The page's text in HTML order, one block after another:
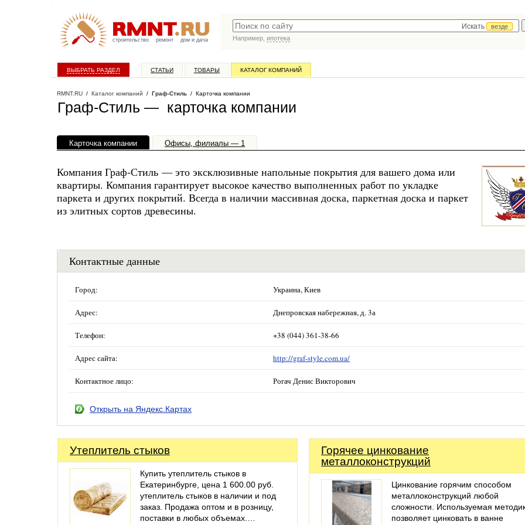
строительство ремонт дом и дача
Искать
везде
Например, ипотека
ВЫБРАТЬ РАЗДЕЛ СТАТЬИ ТОВАРЫ КАТАЛОГ КОМПАНИЙ
RMNT.RU / Каталог компаний / Граф-Стиль / Карточка компании
Граф-Стиль — карточка компании
Карточка компании Офисы, филиалы — 1
Компания Граф-Стиль — это эксклюзивные напольные покрытия для вашего дома или
квартиры. Компания гарантирует высокое качество выполненных работ по укладке
паркета и других покрытий. Всегда в наличии массивная доска, паркетная доска и паркет
из элитных сортов древесины.
Контактные данные
Город: Украина, Киев
Адрес: Днепровская набережная, д. 3а
Телефон: +38 (044) 361-38-66
Адрес сайта: http://graf-style.com.ua/
Контактное лицо: Рогач Денис Викторович
Открыть на Яндекс.Картах
Утеплитель стыков
Купить утеплитель стыков в
Екатеринбурге, цена 1 600.00 руб.
утеплитель стыков в наличии и под
заказ. Продажа оптом и в розницу,
поставки в любых объемах.…
Горячее цинкование
металлоконструкций
Цинкование горячим способом
металлоконструкций любой
сложности. Используемая
позволяет цинковать в ванне